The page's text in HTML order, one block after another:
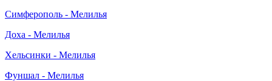
Симферополь - Мелилья
Доха - Мелилья
Хельсинки - Мелилья
Фуншал - Мелилья